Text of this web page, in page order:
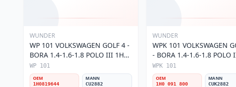
WUNDER
WP 101 VOLKSWAGEN GOLF 4 -
BORA 1.4-1.6-1.8 POLO III 1H0
819 644 Polen Filtresi
WP 101
OEM
1H0819644
MANN
CU2882
WUNDER
WPK 101 VOLKSWAGEN
- BORA 1.4-1.6-1.8 POLO
KARBONLU 1H0 091 800
Filtresi
WPK 101
OEM
1H0 091 800
MANN
CUK2882